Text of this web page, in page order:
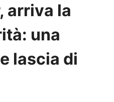
arriva la
una
lascia di